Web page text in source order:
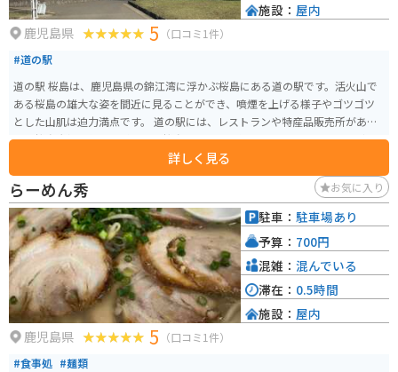
鹿児島県 5 （口コミ1件）
#道の駅
道の駅 桜島は、鹿児島県の錦江湾に浮かぶ桜島にある道の駅です。活火山で
ある桜島の雄大な姿を間近に見ることができ、噴煙を上げる様子やゴツゴツ
とした山肌は迫力満点です。 道の駅には、レストランや特産品販売所があ
り、桜島大根を使った料理や、桜島小みかんを使ったソフトクリームなど、
地元の食材を活かしたグルメを楽しむことができます。また、錦江湾や桜島
を一望できる展望台もあり、絶景を眺めながら休憩することができます。 バ
イクで訪れる際は、道の駅から少し足を延ばして、桜島を一周する「桜島一
周道路」を走ってみるのもおすすめです。変化に富んだ景色を楽しみなが
ら、爽快なツーリングを楽しむことができます。溶岩地帯など、火山ならでは
の特徴的な風景も楽しめます。 【おすすめポイント】 * 桜島を間近に見るこ
とができる * 地元の食材を使ったグルメが楽しめる * 錦江湾を一望できる展
望台がある * バイクで桜島一周道路を走ることができる
詳しく見る
施設： 屋内
らーめん秀 お気に入り
鹿児島県 5 （口コミ1件）
#食事処 #麺類
駐車： 駐車場あり
予算： 700円
混雑： 混んでいる
滞在： 0.5時間
施設： 屋内